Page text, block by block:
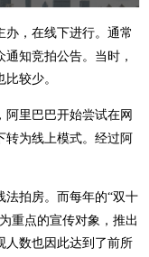
办，在线下进行。通常
知竞拍公告。当时，
较少。
阿里巴巴开始尝试在网
转为线上模式。经过阿
法拍房。而每年的“双十
重点的宣传对象，推出
人数也因此达到了前所